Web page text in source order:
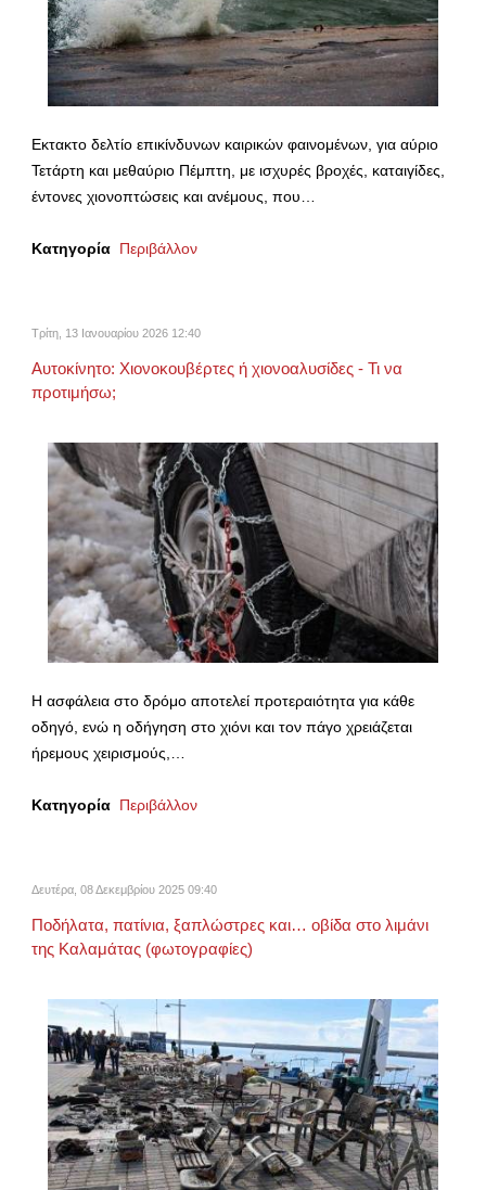
Εκτακτο δελτίο επικίνδυνων καιρικών φαινομένων, για αύριο
Τετάρτη και μεθαύριο Πέμπτη, με ισχυρές βροχές, καταιγίδες,
έντονες χιονοπτώσεις και ανέμους, που…
Κατηγορία Περιβάλλον
Τρίτη, 13 Ιανουαρίου 2026 12:40
Αυτοκίνητο: Χιονοκουβέρτες ή χιονοαλυσίδες - Τι να
προτιμήσω;
Η ασφάλεια στο δρόμο αποτελεί προτεραιότητα για κάθε
οδηγό, ενώ η οδήγηση στο χιόνι και τον πάγο χρειάζεται
ήρεμους χειρισμούς,…
Κατηγορία Περιβάλλον
Δευτέρα, 08 Δεκεμβρίου 2025 09:40
Ποδήλατα, πατίνια, ξαπλώστρες και… οβίδα στο λιμάνι
της Καλαμάτας (φωτογραφίες)